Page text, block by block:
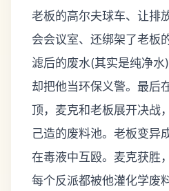
老板的高尔夫球车、让排
会会议室、还绑架了老板
滤后的废水(其实是纯净
却把他当环保义警。最后
顶，麦克和老板展开决战
己造的废料池。老板变异
在毒液中互殴。麦克获胜
每个反派都被他灌化学废